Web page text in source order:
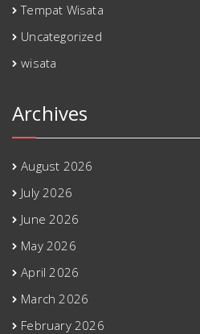
Tempat Wisata
Uncategorized
wisata
Archives
August 2026
July 2026
June 2026
May 2026
April 2026
March 2026
February 2026